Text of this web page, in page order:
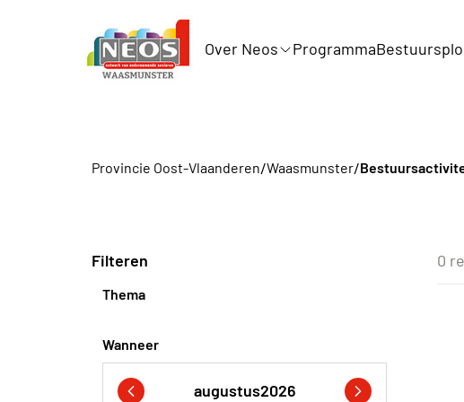
Over Neos Programma
Provincie Oost-Vlaanderen/Waasmunster/
Filteren
Thema
Wanneer
augustus2026
0